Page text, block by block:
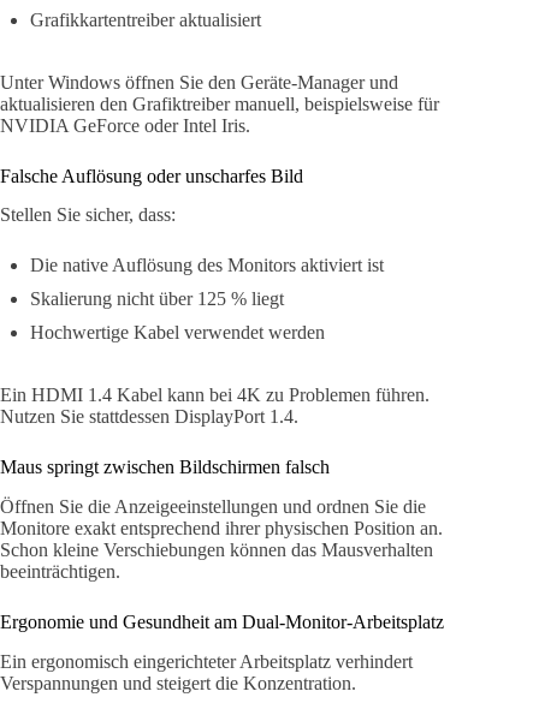
Grafikkartentreiber aktualisiert
Unter Windows öffnen Sie den Geräte-Manager und
aktualisieren den Grafiktreiber manuell, beispielsweise für
NVIDIA GeForce oder Intel Iris.
Falsche Auflösung oder unscharfes Bild
Stellen Sie sicher, dass:
Die native Auflösung des Monitors aktiviert ist
Skalierung nicht über 125 % liegt
Hochwertige Kabel verwendet werden
Ein HDMI 1.4 Kabel kann bei 4K zu Problemen führen.
Nutzen Sie stattdessen DisplayPort 1.4.
Maus springt zwischen Bildschirmen falsch
Öffnen Sie die Anzeigeeinstellungen und ordnen Sie die
Monitore exakt entsprechend ihrer physischen Position an.
Schon kleine Verschiebungen können das Mausverhalten
beeinträchtigen.
Ergonomie und Gesundheit am Dual-Monitor-Arbeitsplatz
Ein ergonomisch eingerichteter Arbeitsplatz verhindert
Verspannungen und steigert die Konzentration.